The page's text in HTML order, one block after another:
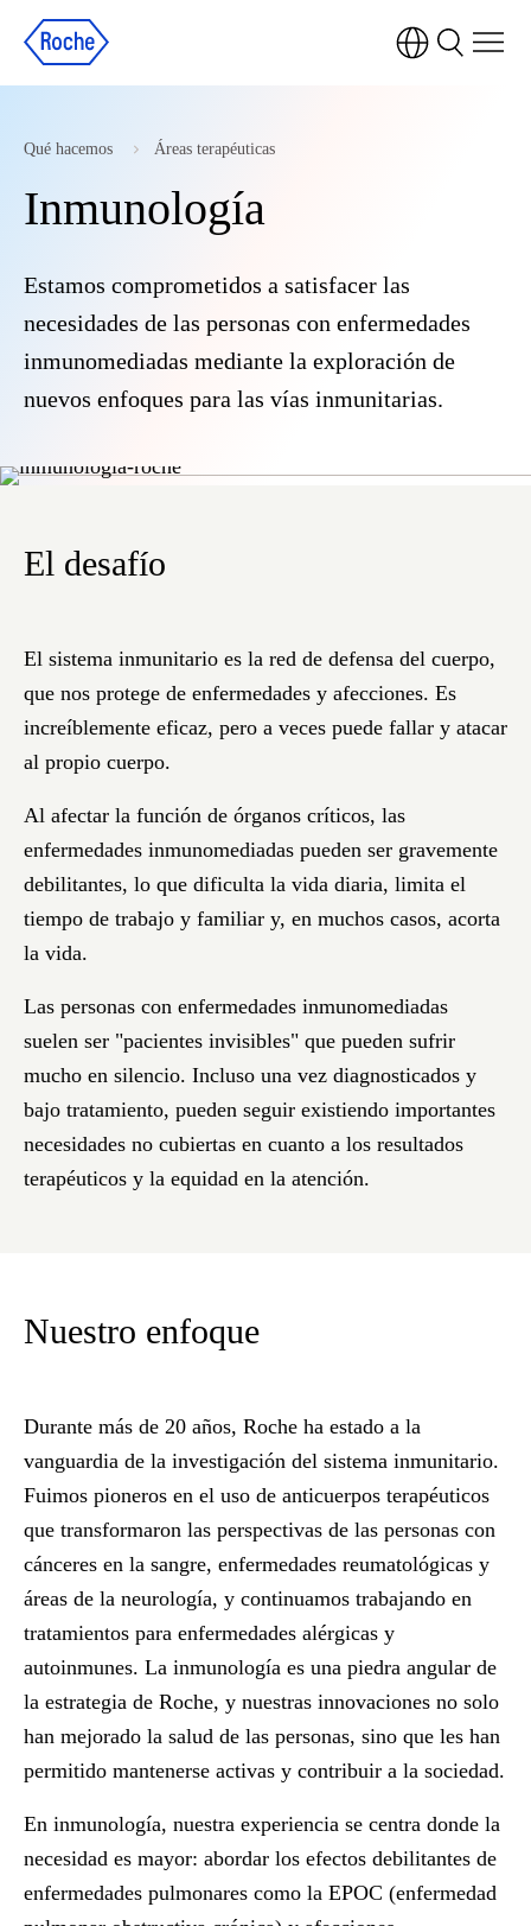
Qué hacemos Áreas terapéuticas
Inmunología
Estamos comprometidos a satisfacer las
necesidades de las personas con enfermedades
inmunomediadas mediante la exploración de
nuevos enfoques para las vías inmunitarias.
El desafío
El sistema inmunitario es la red de defensa del cuerpo,
que nos protege de enfermedades y afecciones. Es
increíblemente eficaz, pero a veces puede fallar y atacar
al propio cuerpo.
Al afectar la función de órganos críticos, las
enfermedades inmunomediadas pueden ser gravemente
debilitantes, lo que dificulta la vida diaria, limita el
tiempo de trabajo y familiar y, en muchos casos, acorta
la vida.
Las personas con enfermedades inmunomediadas
suelen ser "pacientes invisibles" que pueden sufrir
mucho en silencio. Incluso una vez diagnosticados y
bajo tratamiento, pueden seguir existiendo importantes
necesidades no cubiertas en cuanto a los resultados
terapéuticos y la equidad en la atención.
Nuestro enfoque
Durante más de 20 años, Roche ha estado a la
vanguardia de la investigación del sistema inmunitario.
Fuimos pioneros en el uso de anticuerpos terapéuticos
que transformaron las perspectivas de las personas con
cánceres en la sangre, enfermedades reumatológicas y
áreas de la neurología, y continuamos trabajando en
tratamientos para enfermedades alérgicas y
autoinmunes. La inmunología es una piedra angular de
la estrategia de Roche, y nuestras innovaciones no solo
han mejorado la salud de las personas, sino que les han
permitido mantenerse activas y contribuir a la sociedad.
En inmunología, nuestra experiencia se centra donde la
necesidad es mayor: abordar los efectos debilitantes de
enfermedades pulmonares como la EPOC (enfermedad